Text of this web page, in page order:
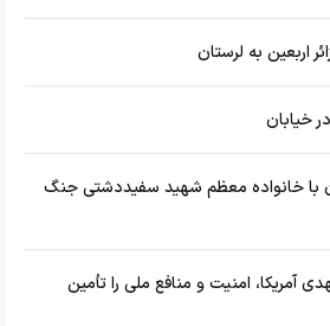
خیابان
با خانواده معظم شهید سفیددشتی جنگ
آمریکا، امنیت و منافع ملی را تأمین